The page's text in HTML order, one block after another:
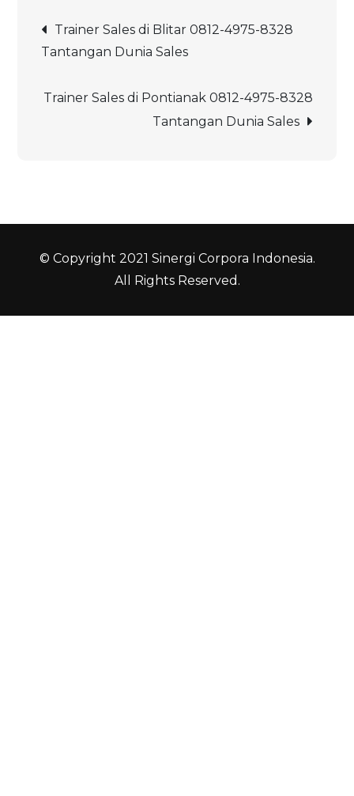
Navigasi
pos
Trainer Sales di Blitar 0812-4975-8328
Tantangan Dunia Sales
Trainer Sales di Pontianak 0812-4975-8328
Tantangan Dunia Sales
© Copyright 2021 Sinergi Corpora Indonesia.
All Rights Reserved.